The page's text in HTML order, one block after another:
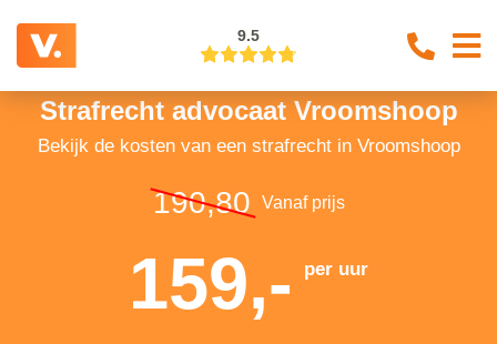
9.5
Strafrecht advocaat Vroomshoop
Bekijk de kosten van een strafrecht in Vroomshoop
190,80 Vanaf prijs
159,- per uur